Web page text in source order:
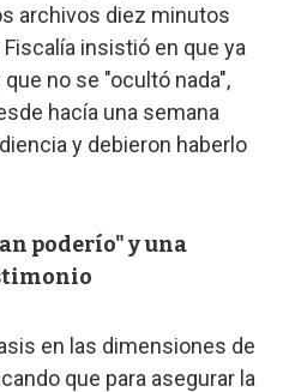
archivos diez minutos
insistió en que ya
no se "ocultó nada",
hacía una semana
y debieron haberlo
poderío" y una
en las dimensiones de
que para asegurar la